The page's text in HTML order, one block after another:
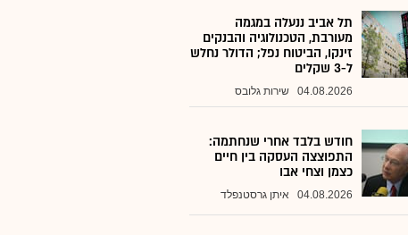
תל אביב ננעלה במגמה
מעורבת, הטכנולוגיה והבנקים
זינקו, הביטוח נפל; הדולר נחלש
ל-3 שקלים
04.08.2026 שירות גלובס
חודש בלבד אחרי שנחתמה:
התפוצצה העסקה בין חיים
כצמן וצחי אבו
04.08.2026 איתן גרסטנפלד